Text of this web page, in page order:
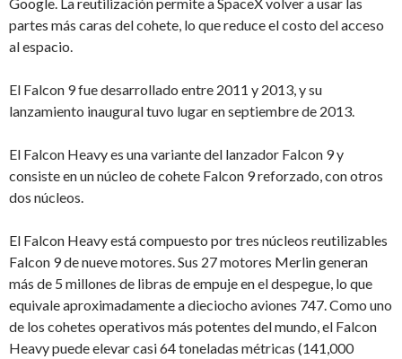
partes más caras del cohete, lo que reduce el costo del acceso
al espacio.
El Falcon 9 fue desarrollado entre 2011 y 2013, y su
lanzamiento inaugural tuvo lugar en septiembre de 2013.
El Falcon Heavy es una variante del lanzador Falcon 9 y
consiste en un núcleo de cohete Falcon 9 reforzado, con otros
dos núcleos.
El Falcon Heavy está compuesto por tres núcleos reutilizables
Falcon 9 de nueve motores. Sus 27 motores Merlin generan
más de 5 millones de libras de empuje en el despegue, lo que
equivale aproximadamente a dieciocho aviones 747. Como uno
de los cohetes operativos más potentes del mundo, el Falcon
Heavy puede elevar casi 64 toneladas métricas (141,000